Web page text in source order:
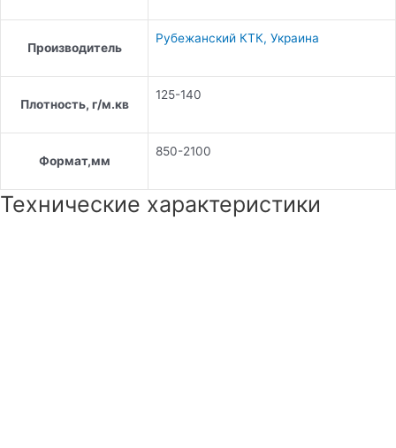
Производитель
Рубежанский КТК, Украина
Плотность, г/м.кв
125-140
Формат,мм
850-2100
Технические характеристики